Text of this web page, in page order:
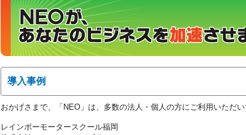
導入事例
おかげさまで、「NEO」は、多数の法人・個人の方にご利用いただ
レインボーモータースクール福岡